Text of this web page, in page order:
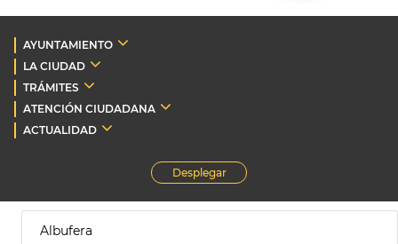
AYUNTAMIENTO
LA CIUDAD
TRÁMITES
ATENCIÓN CIUDADANA
ACTUALIDAD
Desplegar
Albufera